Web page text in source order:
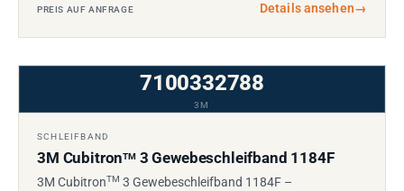
PREIS AUF ANFRAGE Details ansehen→
7100332788
3M
SCHLEIFBAND
3M CubitronTM3 Gewebeschleifband 1184F
3M CubitronTM 3 Gewebeschleifband 1184F –